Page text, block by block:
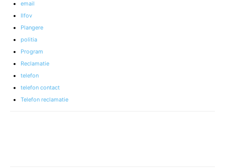
email
Ilfov
Plangere
politia
Program
Reclamatie
telefon
telefon contact
Telefon reclamatie